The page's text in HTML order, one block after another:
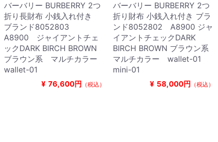
バーバリー BURBERRY 2つ
折り長財布 小銭入れ付き
ブランド8052803
A8900 ジャイアントチェ
ックDARK BIRCH BROWN
ブラウン系 マルチカラー
wallet-01
¥ 76,600円 （税込）
バーバリー BURBERRY 2つ
折り財布 小銭入れ付き ブラ
ンド8052802 A8900 ジャ
イアントチェックDARK
BIRCH BROWN ブラウン系
マルチカラー wallet-01
mini-01
¥ 58,000円 （税込）